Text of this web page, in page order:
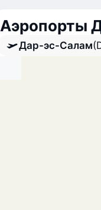
Аэропорты
Дар-эс-Салам